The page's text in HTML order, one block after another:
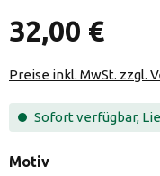
32,00 €
Preise inkl. MwSt. zzgl.
Sofort verfügbar,
Motivauswählen